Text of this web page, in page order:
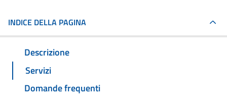
INDICE DELLA PAGINA
Descrizione
Servizi
Domande frequenti